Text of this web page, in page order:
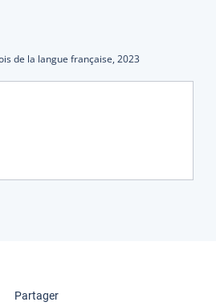
de la langue française, 2023
Partagercette page